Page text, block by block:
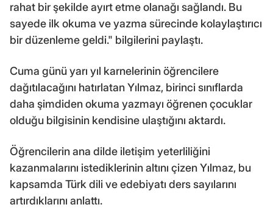
rahat bir şekilde ayırt etme olanağı sağlandı. Bu
sayede ilk okuma ve yazma sürecinde kolaylaştırıcı
bir düzenleme geldi." bilgilerini paylaştı.
Cuma günü yarı yıl karnelerinin öğrencilere
dağıtılacağını hatırlatan Yılmaz, birinci sınıflarda
daha şimdiden okuma yazmayı öğrenen çocuklar
olduğu bilgisinin kendisine ulaştığını aktardı.
Öğrencilerin ana dilde iletişim yeterliliğini
kazanmalarını istediklerinin altını çizen Yılmaz, bu
kapsamda Türk dili ve edebiyatı ders sayılarını
artırdıklarını anlattı.